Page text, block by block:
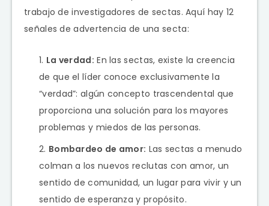
trabajo de investigadores de sectas. Aquí hay 12
señales de advertencia de una secta:
La verdad: En las sectas, existe la creencia
de que el líder conoce exclusivamente la
“verdad”: algún concepto trascendental que
proporciona una solución para los mayores
problemas y miedos de las personas.
Bombardeo de amor: Las sectas a menudo
colman a los nuevos reclutas con amor, un
sentido de comunidad, un lugar para vivir y un
sentido de esperanza y propósito.